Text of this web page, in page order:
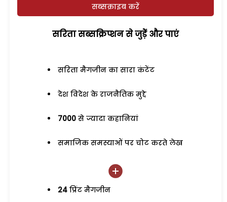
सब्सक्राइब करें
सरिता सब्सक्रिप्शन से जुड़ेें और पाएं
सरिता मैगजीन का सारा कंटेंट
देश विदेश के राजनैतिक मुद्दे
7000 से ज्यादा कहानियां
समाजिक समस्याओं पर चोट करते लेख
24 प्रिंट मैगजीन